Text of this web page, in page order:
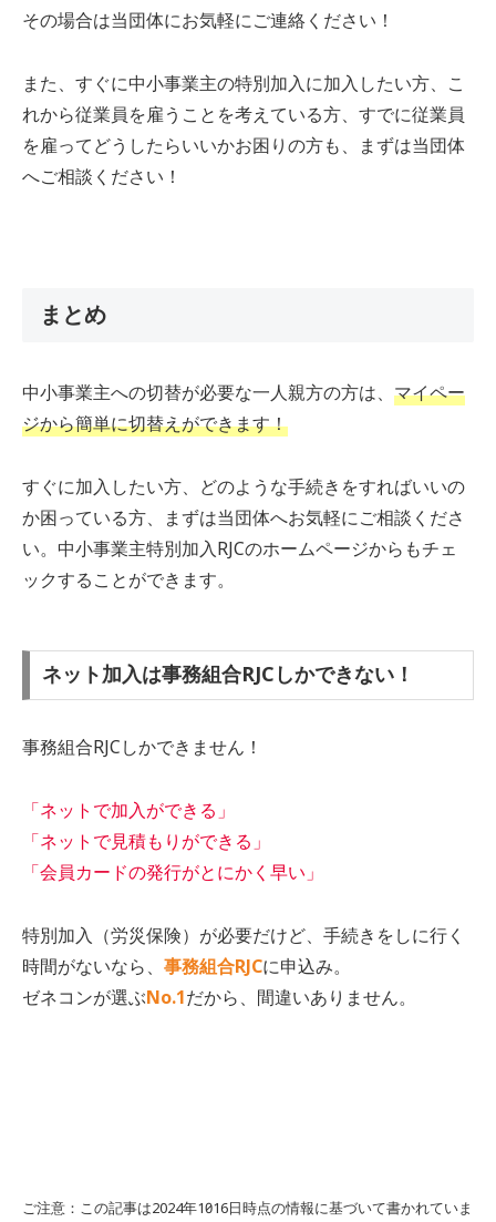
その場合は当団体にお気軽にご連絡ください！
また、すぐに中小事業主の特別加入に加入したい方、こ
れから従業員を雇うことを考えている方、すでに従業員
を雇ってどうしたらいいかお困りの方も、まずは当団体
へご相談ください！
まとめ
中小事業主への切替が必要な一人親方の方は、 マイペー
ジから簡単に切替えができます！
すぐに加入したい方、どのような手続きをすればいいの
か困っている方、まずは当団体へお気軽にご相談くださ
い。中小事業主特別加入RJCのホームページからもチェ
ックすることができます。
ネット加入は事務組合RJCしかできない！
事務組合RJCしかできません！
「ネットで加入ができる」
「ネットで見積もりができる」
「会員カードの発行がとにかく早い」
特別加入（労災保険）が必要だけど、手続きをしに行く
時間がないなら、 事務組合RJCに申込み。
ゼネコンが選ぶNo.1だから、間違いありません。
ご注意：この記事は2024年10月16日時点の情報に基づいて書かれていま